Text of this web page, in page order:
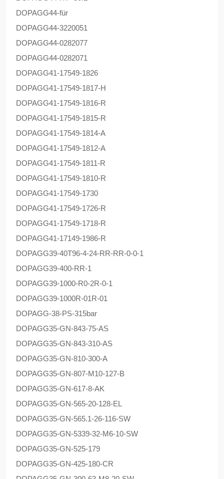
DOPAGG44-für
DOPAGG44-3220051
DOPAGG44-0282077
DOPAGG44-0282071
DOPAGG41-17549-1826
DOPAGG41-17549-1817-H
DOPAGG41-17549-1816-R
DOPAGG41-17549-1815-R
DOPAGG41-17549-1814-A
DOPAGG41-17549-1812-A
DOPAGG41-17549-1811-R
DOPAGG41-17549-1810-R
DOPAGG41-17549-1730
DOPAGG41-17549-1726-R
DOPAGG41-17549-1718-R
DOPAGG41-17149-1986-R
DOPAGG39-40T96-4-24-RR-RR-0-0-1
DOPAGG39-400-RR-1
DOPAGG39-1000-R0-2R-0-1
DOPAGG39-1000R-01R-01
DOPAGG-38-PS-315bar
DOPAGG35-GN-843-75-AS
DOPAGG35-GN-843-310-AS
DOPAGG35-GN-810-300-A
DOPAGG35-GN-807-M10-127-B
DOPAGG35-GN-617-8-AK
DOPAGG35-GN-565-20-128-EL
DOPAGG35-GN-565.1-26-116-SW
DOPAGG35-GN-5339-32-M6-10-SW
DOPAGG35-GN-525-179
DOPAGG35-GN-425-180-CR